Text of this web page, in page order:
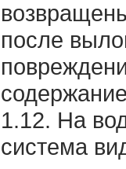
после
1.12. На
система